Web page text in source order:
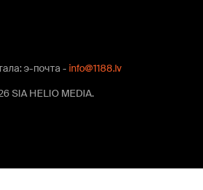
э-почта - info@1188.lv
SIA HELIO MEDIA.